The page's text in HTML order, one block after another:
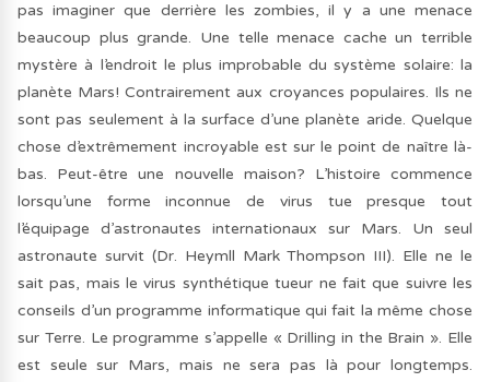
pas imaginer que derrière les zombies, il y a une menace
beaucoup plus grande. Une telle menace cache un terrible
mystère à l’endroit le plus improbable du système solaire: la
planète Mars! Contrairement aux croyances populaires. Ils ne
sont pas seulement à la surface d’une planète aride. Quelque
chose d’extrêmement incroyable est sur le point de naître là-
bas. Peut-être une nouvelle maison? L’histoire commence
lorsqu’une forme inconnue de virus tue presque tout
l’équipage d’astronautes internationaux sur Mars. Un seul
astronaute survit (Dr. Heymll Mark Thompson III). Elle ne le
sait pas, mais le virus synthétique tueur ne fait que suivre les
conseils d’un programme informatique qui fait la même chose
sur Terre. Le programme s’appelle « Drilling in the Brain ». Elle
est seule sur Mars, mais ne sera pas là pour longtemps.